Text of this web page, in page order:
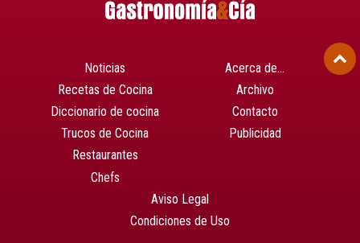
Noticias
Recetas de Cocina
Diccionario de cocina
Trucos de Cocina
Restaurantes
Chefs
Acerca de…
Archivo
Contacto
Publicidad
Aviso Legal
Condiciones de Uso